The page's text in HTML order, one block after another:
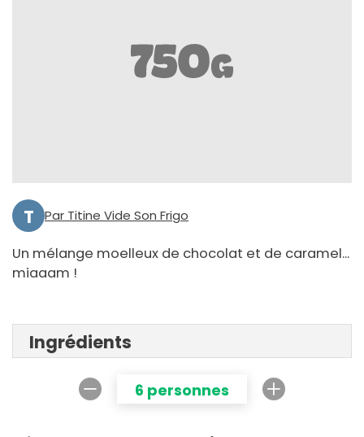
T Par Titine Vide Son Frigo
Un mélange moelleux de chocolat et de caramel...
miaaam !
Ingrédients
6 personnes